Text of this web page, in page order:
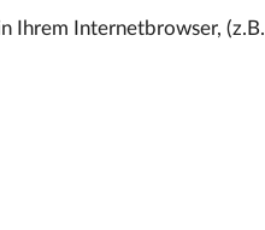
Ihrem Internetbrowser,